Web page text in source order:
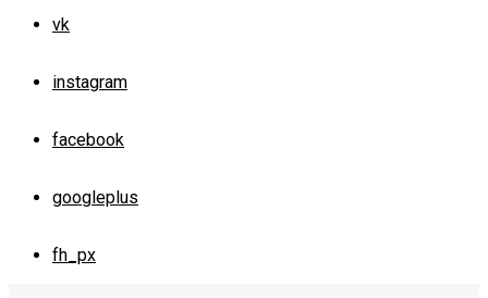
vk
instagram
facebook
googleplus
fh_px